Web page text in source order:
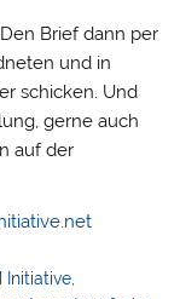
Brief dann per
und in
schicken. Und
gerne auch
auf der
Initiative